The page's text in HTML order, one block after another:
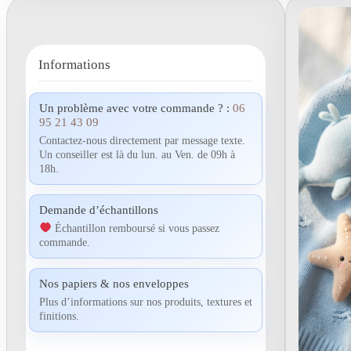
Informations
Un problème avec votre commande ? : 06
95 21 43 09
Contactez-nous directement par message texte.
Un conseiller est là du lun. au Ven. de 09h à
18h.
Demande d’échantillons
Échantillon remboursé si vous passez
commande.
Nos papiers & nos enveloppes
Plus d’informations sur nos produits, textures et
finitions.